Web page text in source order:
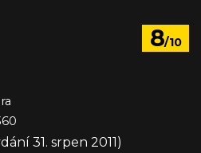
8/10
31. srpen 2011)